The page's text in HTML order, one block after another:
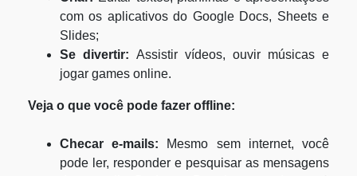
com os aplicativos do Google Docs, Sheets e
Slides;
Se divertir: Assistir vídeos, ouvir músicas e
jogar games online.
Veja o que você pode fazer offline:
Checar e-mails: Mesmo sem internet, você
pode ler, responder e pesquisar as mensagens